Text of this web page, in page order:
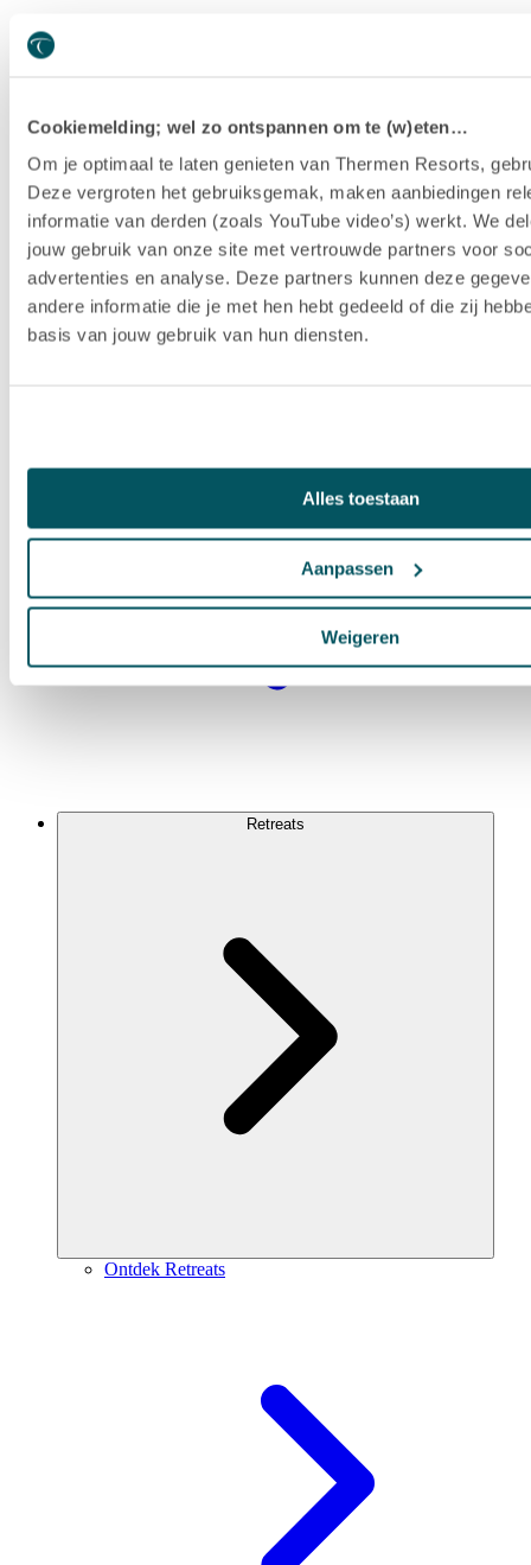
Cookiemelding; wel zo ontspannen om te (w)eten…
Om je optimaal te laten genieten van Thermen Resorts,
Deze vergroten het gebruiksgemak, maken aanbiedingen
informatie van derden (zoals YouTube video’s) werkt. We
jouw gebruik van onze site met vertrouwde partners voor
advertenties en analyse. Deze partners kunnen deze
andere informatie die je met hen hebt gedeeld of die zij
basis van jouw gebruik van hun diensten.
Alles toestaan
Aanpassen
Weigeren
Retreats
Ontdek Retreats